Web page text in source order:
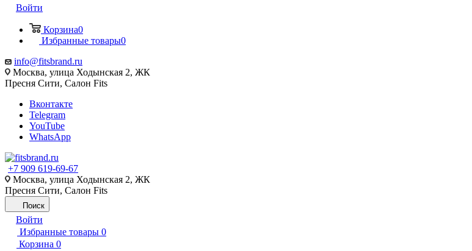
Войти
Корзина0
Избранные товары0
info@fitsbrand.ru
Москва, улица Ходынская 2, ЖК
Пресня Сити, Салон Fits
Вконтакте
Telegram
YouTube
WhatsApp
+7 909 619-69-67
Москва, улица Ходынская 2, ЖК
Пресня Сити, Салон Fits
Поиск
Войти
Избранные товары 0
Корзина 0